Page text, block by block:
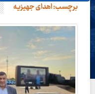
برچسب:اهدای جهیزیه